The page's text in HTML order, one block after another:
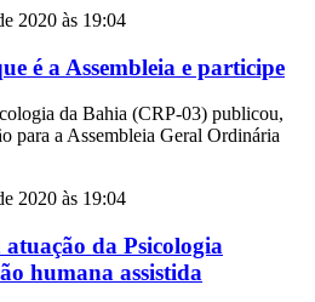
2020 às 19:04
é a Assembleia e participe
da Bahia (CRP-03) publicou,
para a Assembleia Geral Ordinária
2020 às 19:04
atuação da Psicologia
humana assistida